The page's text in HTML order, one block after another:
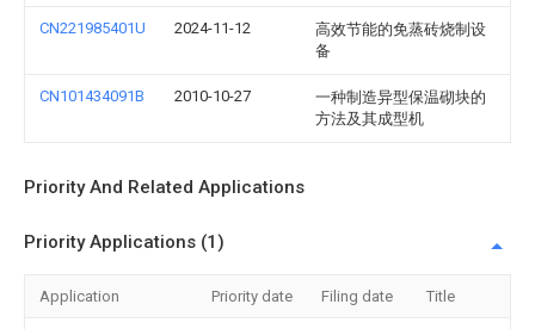
CN221985401U 2024-11-12
高效节能的免蒸砖烧制设
备
CN101434091B 2010-10-27
一种制造异型保温砌块的
方法及其成型机
Priority And Related Applications
Priority Applications (1)
Application Priority date Filing date Title